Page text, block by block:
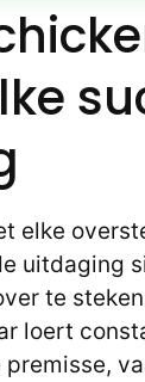
elke
uitdaging
te
loert